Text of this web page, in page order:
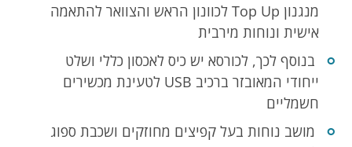
מנגנון Top Up לכוונון הראש והצוואר להתאמה
אישית ונוחות מירבית
בנוסף לכך, לכורסא יש כיס לאכסון כללי ושלט
ייחודי המאובזר ברכיב USB לטעינת מכשירים
חשמליים
מושב נוחות בעל קפיצים מחוזקים ושכבת ספוג